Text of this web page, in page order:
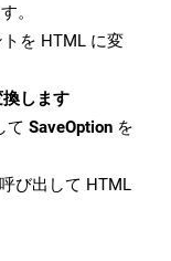
。
を HTML に変
します
て SaveOption を
び出して HTML